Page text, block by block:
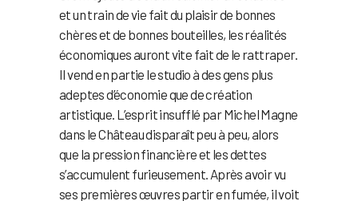
et un train de vie fait du plaisir de bonnes
chères et de bonnes bouteilles, les réalités
économiques auront vite fait de le rattraper.
Il vend en partie le studio à des gens plus
adeptes d’économie que de création
artistique. L’esprit insufflé par Michel Magne
dans le Château disparaît peu à peu, alors
que la pression financière et les dettes
s’accumulent furieusement. Après avoir vu
ses premières œuvres partir en fumée, il voit